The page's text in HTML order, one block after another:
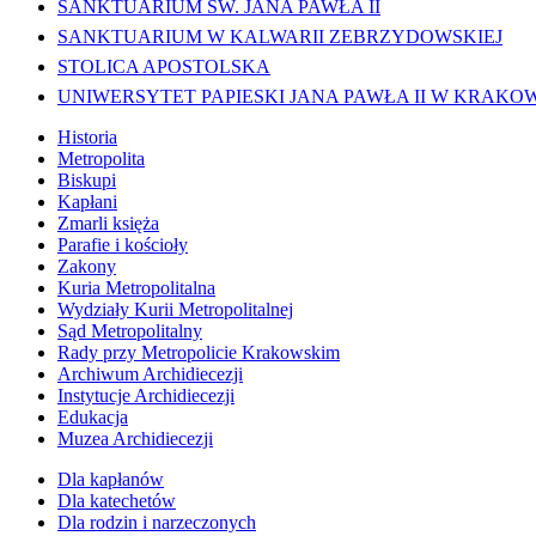
SANKTUARIUM ŚW. JANA PAWŁA II
SANKTUARIUM W KALWARII ZEBRZYDOWSKIEJ
STOLICA APOSTOLSKA
UNIWERSYTET PAPIESKI JANA PAWŁA II W
Historia
Metropolita
Biskupi
Kapłani
Zmarli księża
Parafie i kościoły
Zakony
Kuria Metropolitalna
Wydziały Kurii Metropolitalnej
Sąd Metropolitalny
Rady przy Metropolicie Krakowskim
Archiwum Archidiecezji
Instytucje Archidiecezji
Edukacja
Muzea Archidiecezji
Dla kapłanów
Dla katechetów
Dla rodzin i narzeczonych